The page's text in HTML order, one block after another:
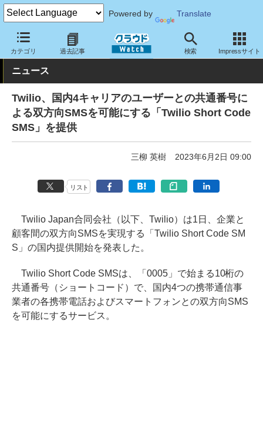
Powered by Translate
カテゴリ 過去記事 検索 Impressサイト
クラウド Watch サービス・ソフト サービス コミュニケーショ
ニュース
Twilio、国内4キャリアのユーザーとの共通番号に
よる双方向SMSを可能にする「Twilio Short Code
SMS」を提供
三柳 英樹 2023年6月2日 09:00
リスト
Twilio Japan合同会社（以下、Twilio）は1日、企業と
顧客間の双方向SMSを実現する「Twilio Short Code SM
S」の国内提供開始を発表した。
Twilio Short Code SMSは、「0005」で始まる10桁の
共通番号（ショートコード）で、国内4つの携帯通信事
業者の各携帯電話およびスマートフォンとの双方向SMS
を可能にするサービス。